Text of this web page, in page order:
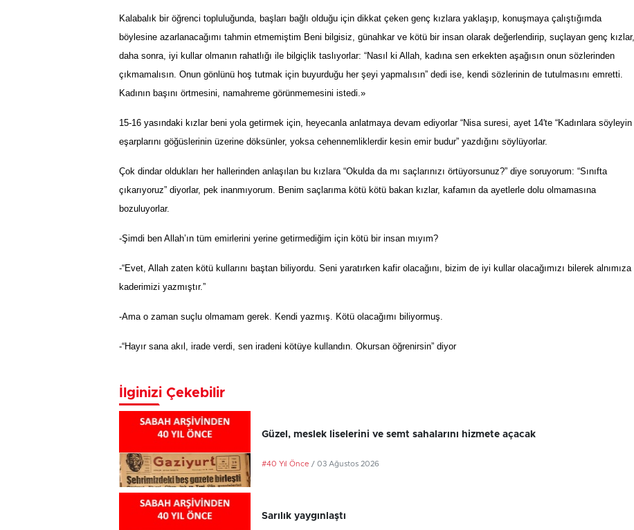
Kalabalık bir öğrenci topluluğunda, başları bağlı olduğu için dikkat çeken genç kızlara yaklaşıp, konuşmaya çalıştığımda
böylesine azarlanacağımı tahmin etmemiştim Beni bilgisiz, günahkar ve kötü bir insan olarak değerlendirip, suçlayan genç kızlar,
daha sonra, iyi kullar olmanın rahatlığı ile bilgiçlik taslıyorlar: “Nasıl ki Allah, kadına sen erkekten aşağısın onun sözlerinden
çıkmamalısın. Onun gönlünü hoş tutmak için buyurduğu her şeyi yapmalısın” dedi ise, kendi sözlerinin de tutulmasını emretti.
Kadının başını örtmesini, namahreme görünmemesini istedi. »
15-16 yasındaki kızlar beni yola getirmek için, heyecanla anlatmaya devam ediyorlar “Nisa suresi, ayet 14'te “Kadınlara söyleyin
eşarplarını göğüslerinin üzerine döksünler, yoksa cehennemliklerdir kesin emir budur” yazdığını söylüyorlar.
Çok dindar oldukları her hallerinden anlaşılan bu kızlara “Okulda da mı saçlarınızı örtüyorsunuz?” diye soruyorum: “Sınıfta
çıkarıyoruz” diyorlar, pek inanmıyorum. Benim saçlarıma kötü kötü bakan kızlar, kafamın da ayetlerle dolu olmamasına
bozuluyorlar.
-Şimdi ben Allah’ın tüm emirlerini yerine getirmediğim için kötü bir insan mıyım?
-“Evet, Allah zaten kötü kullarını baştan biliyordu. Seni yaratırken kafir olacağını , bizim de iyi kullar olacağımızı bilerek alnımıza
kaderimizi yazmıştır.”
-Ama o zaman suçlu olmamam gerek. Kendi yazmış. Kötü olacağımı biliyormuş.
-“Hayır sana akıl, irade verdi, sen iradeni kötüye kullandın. Okursan öğrenirsin” diyor
İlginizi Çekebilir
Güzel, meslek liselerini ve semt sahalarını hizmete açacak
#40 Yıl Önce / 03 Ağustos 2026
Sarılık yaygınlaştı